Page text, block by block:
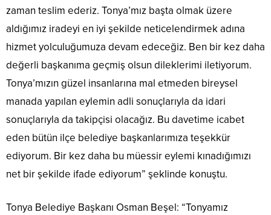
zaman teslim ederiz. Tonya’mız başta olmak üzere
aldığımız iradeyi en iyi şekilde neticelendirmek adına
hizmet yolculuğumuza devam edeceğiz. Ben bir kez daha
değerli başkanıma geçmiş olsun dileklerimi iletiyorum.
Tonya’mızın güzel insanlarına mal etmeden bireysel
manada yapılan eylemin adli sonuçlarıyla da idari
sonuçlarıyla da takipçisi olacağız. Bu davetime icabet
eden bütün ilçe belediye başkanlarımıza teşekkür
ediyorum. Bir kez daha bu müessir eylemi kınadığımızı
net bir şekilde ifade ediyorum” şeklinde konuştu.
Tonya Belediye Başkanı Osman Beşel: “Tonyamız